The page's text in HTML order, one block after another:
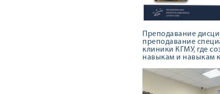
Преподавание
преподавание
клиники КГМУ, где
навыкам и навыкам